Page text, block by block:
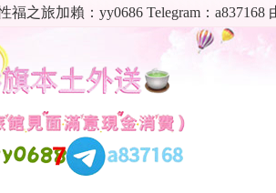
福之旅加賴：yy0686 Telegram：